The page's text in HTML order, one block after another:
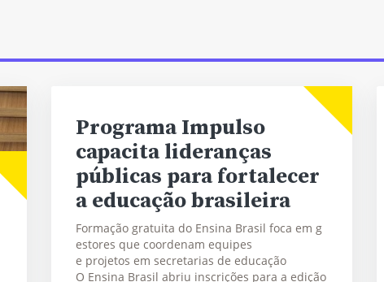
Programa Impulso
capacita lideranças
públicas para fortalecer
a educação brasileira
Formação gratuita do Ensina Brasil foca em g
estores que coordenam equipes
e projetos em secretarias de educação
O Ensina Brasil abriu inscrições para a edição